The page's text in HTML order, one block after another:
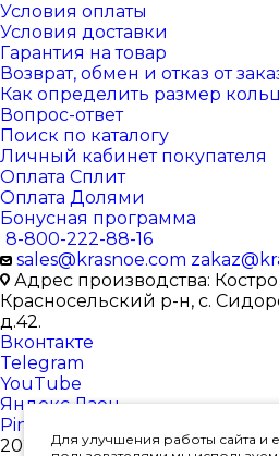
Условия оплаты
Условия доставки
Гарантия на товар
Возврат, обмен и отказ от
Как определить размер
Вопрос-ответ
Поиск по каталогу
Личный кабинет покупателя
Оплата Сплит
Оплата Долями
Бонусная программа
8-800-222-88-16
sales@krasnoe.com
Адрес производства:
Красносельский р-н, с.
д.42.
Вконтакте
Telegram
YouTube
Яндекс.Дзен
Pinterest
2026 © Интернет-магазин
Для улучшения работы сайта и